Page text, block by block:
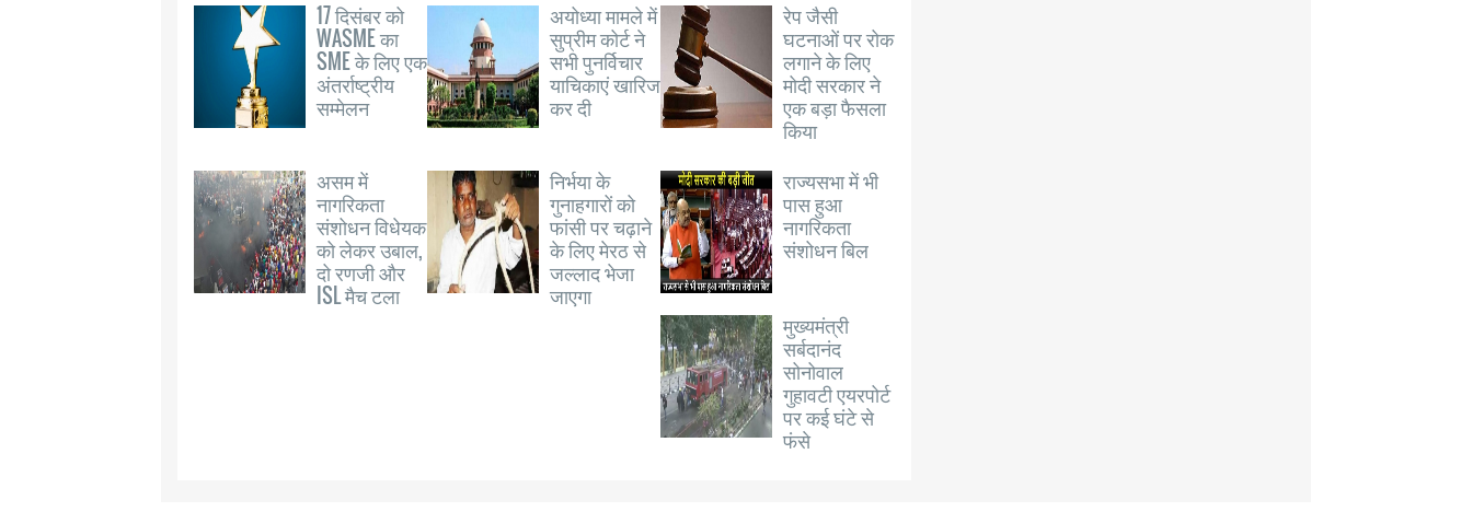
17 दिसंबर को
WASME का
SME के लिए एक
अंतर्राष्ट्रीय
सम्मेलन
अयोध्या मामले में
सुप्रीम कोर्ट ने
सभी पुनर्विचार
याचिकाएं खारिज
कर दी
रेप जैसी
घटनाओं पर रोक
लगाने के लिए
मोदी सरकार ने
एक बड़ा फैसला
किया
असम में
नागरिकता
संशोधन विधेयक
को लेकर उबाल,
दो रणजी और
ISL मैच टला
निर्भया के
गुनाहगारों को
फांसी पर चढ़ाने
के लिए मेरठ से
जल्लाद भेजा
जाएगा
राज्यसभा में भी
पास हुआ
नागरिकता
संशोधन बिल
मुख्यमंत्री
सर्बदानंद
सोनोवाल
गुहावटी एयरपोर्ट
पर कई घंटे से
फंसे